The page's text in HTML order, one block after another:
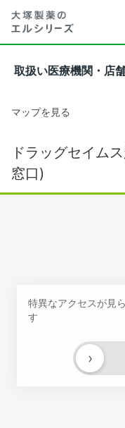
取扱い医療機関・店
マップを見る
ドラッグセイム
窓口)
特異なアクセスが見
す
›